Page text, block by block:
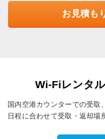
お見積も
Wi-Fiレンタ
国内空港カウンターでの受取
日程に合わせて受取・返却場